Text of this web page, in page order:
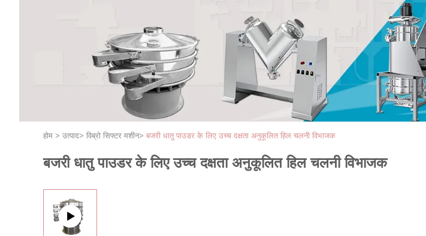
होम > उत्पाद> विब्रो सिफ्टर मशीन> बजरी धातु पाउडर के लिए उच्च दक्षता अनुकूलित हिल चलनी विभाजक
बजरी धातु पाउडर के लिए उच्च दक्षता अनुकूलित हिल चलनी विभाजक